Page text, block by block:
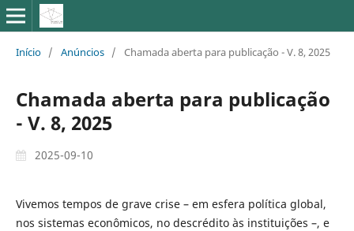
Início / Anúncios / Chamada aberta para publicação - V. 8, 2025
Chamada aberta para publicação
- V. 8, 2025
2025-09-10
Vivemos tempos de grave crise – em esfera política global,
nos sistemas econômicos, no descrédito às instituições –, e